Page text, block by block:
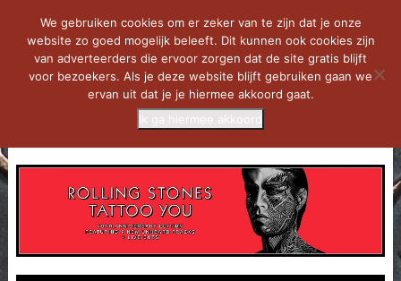
We gebruiken cookies om er zeker van te zijn dat je onze
website zo goed mogelijk beleeft. Dit kunnen ook cookies zijn
van adverteerders die ervoor zorgen dat de site gratis blijft
voor bezoekers. Als je deze website blijft gebruiken gaan we
ervan uit dat je je hiermee akkoord gaat.
Ik ga hiermee akkoord